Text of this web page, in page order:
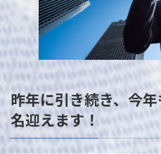
昨年に引き続き、今
名迎えます！